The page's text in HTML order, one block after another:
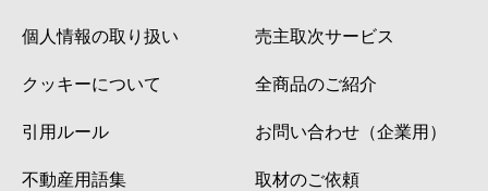
個人情報の取り扱い
クッキーについて
引用ルール
不動産用語集
売主取次サービス
全商品のご紹介
お問い合わせ（企業用）
取材のご依頼